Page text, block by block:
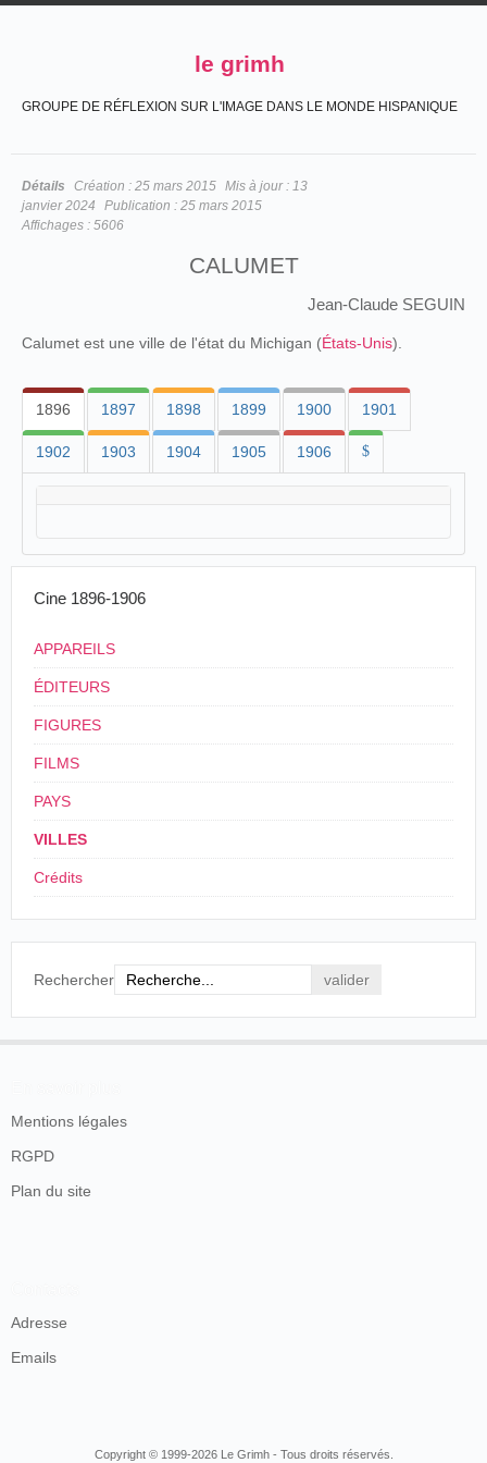
le grimh
GROUPE DE RÉFLEXION SUR L'IMAGE DANS LE MONDE HISPANIQUE
Détails Création : 25 mars 2015 Mis à jour : 13
janvier 2024
Publication : 25 mars 2015
Affichages : 5606
CALUMET
Jean-Claude SEGUIN
Calumet est une ville de l'état du Michigan (États-Unis).
1896 1897 1898 1899 1900 1901
1902 1903 1904 1905 1906 $
Cine 1896-1906
APPAREILS
ÉDITEURS
FIGURES
FILMS
PAYS
VILLES
Crédits
Rechercher
Mentions légales
RGPD
Plan du site
Adresse
Emails
Copyright © 1999-2026 Le Grimh - Tous droits réservés.